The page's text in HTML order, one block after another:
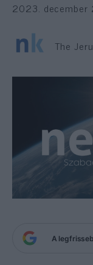
2023. december
The
A